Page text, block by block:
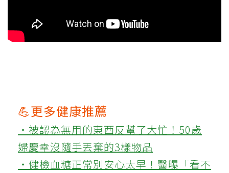
💪更多健康推薦
‧被認為無用的東西反幫了大忙！50歲
婦慶幸沒隨手丟棄的3樣物品
‧健檢血糖正常別安心太早！醫曝「看不